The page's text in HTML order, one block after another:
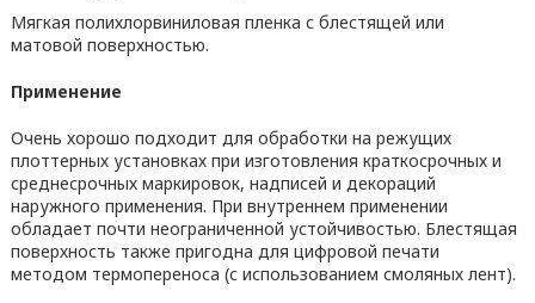
Мягкая полихлорвиниловая пленка с блестящей или
матовой поверхностью.
Применение
Очень хорошо подходит для обработки на режущих
плоттерных установках при изготовления краткосрочных и
среднесрочных маркировок, надписей и декораций
наружного применения. При внутреннем применении
обладает почти неограниченной устойчивостью. Блестящая
поверхность также пригодна для цифровой печати
методом термопереноса (с использованием смоляных лент).